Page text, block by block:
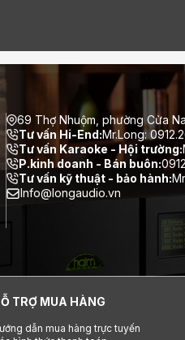
69 Thợ Nhuộm, phường Cửa
Tư vấn Hi-End:Mr.Long:
Tư vấn Karaoke - Hội trường:
P.kinh doanh - Bán buôn:
Tư vấn kỹ thuật - bảo hành:
Info@longaudio.vn
TRỢ MUA HÀNG
dẫn mua hàng trực tuyến